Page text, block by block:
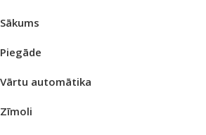
Sākums
Piegāde
Vārtu automātika
Zīmoli